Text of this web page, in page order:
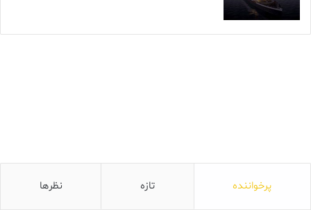
پرخواننده تازه نظرها